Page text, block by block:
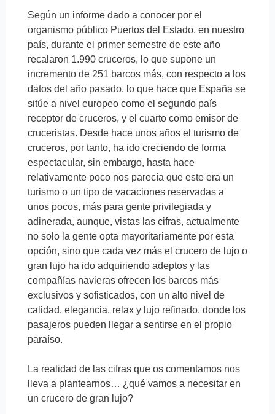
Según un informe dado a conocer por el
organismo público Puertos del Estado, en nuestro
país, durante el primer semestre de este año
recalaron 1.990 cruceros, lo que supone un
incremento de 251 barcos más, con respecto a los
datos del año pasado, lo que hace que España se
sitúe a nivel europeo como el segundo país
receptor de cruceros, y el cuarto como emisor de
cruceristas. Desde hace unos años el turismo de
cruceros, por tanto, ha ido creciendo de forma
espectacular, sin embargo, hasta hace
relativamente poco nos parecía que este era un
turismo o un tipo de vacaciones reservadas a
unos pocos, más para gente privilegiada y
adinerada, aunque, vistas las cifras, actualmente
no solo la gente opta mayoritariamente por esta
opción, sino que cada vez más el crucero de lujo o
gran lujo ha ido adquiriendo adeptos y las
compañías navieras ofrecen los barcos más
exclusivos y sofisticados, con un alto nivel de
calidad, elegancia, relax y lujo refinado, donde los
pasajeros pueden llegar a sentirse en el propio
paraíso.
La realidad de las cifras que os comentamos nos
lleva a plantearnos… ¿qué vamos a necesitar en
un crucero de gran lujo?